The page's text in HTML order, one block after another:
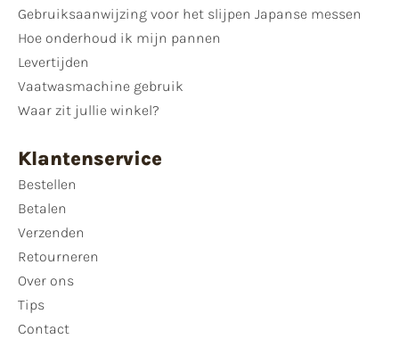
Gebruiksaanwijzing voor het slijpen Japanse messen
Hoe onderhoud ik mijn pannen
Levertijden
Vaatwasmachine gebruik
Waar zit jullie winkel?
Klantenservice
Bestellen
Betalen
Verzenden
Retourneren
Over ons
Tips
Contact